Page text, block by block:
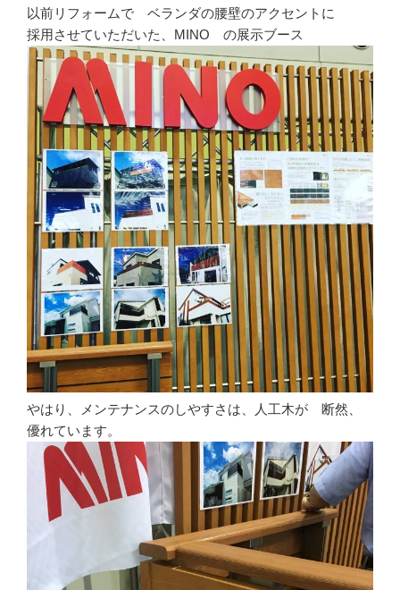
以前リフォームで ベランダの腰壁のアクセントに
採用させていただいた、MINO の展示ブース
やはり、メンテナンスのしやすさは、人工木が 断然、
優れています。